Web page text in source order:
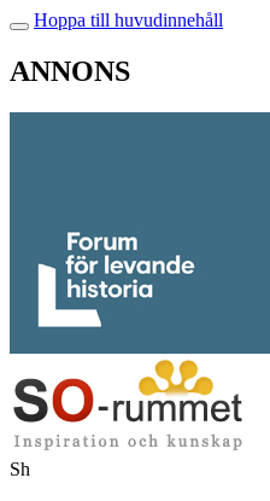
Hoppa till huvudinnehåll
ANNONS
Sh